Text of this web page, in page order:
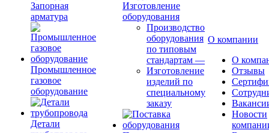
Запорная
арматура
Промышленное
газовое
оборудование
Детали
Изготовление
оборудования
Производство
оборудования
по типовым
стандартам —
Изготовление
изделий по
специальному
заказу
О компании
О
Отзывы
Новости